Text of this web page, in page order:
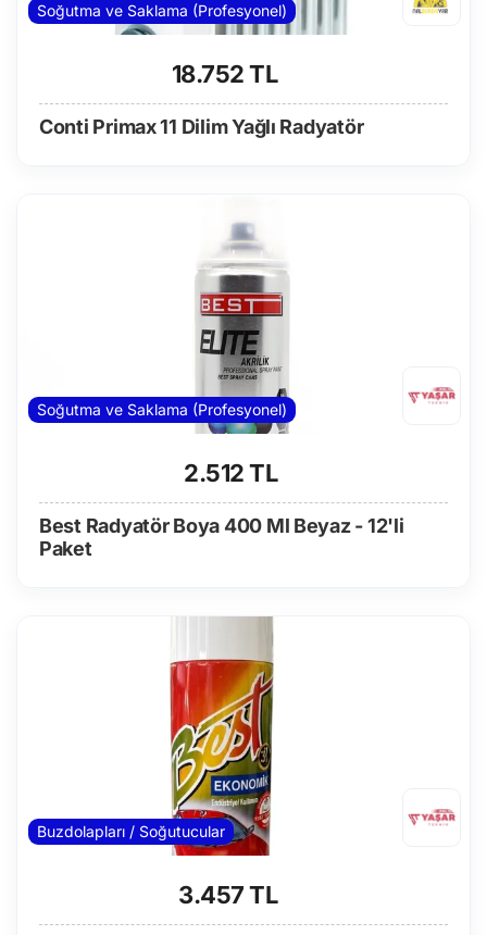
Soğutma ve Saklama (Profesyonel)
18.752 TL
Conti Primax 11 Dilim Yağlı Radyatör
Soğutma ve Saklama (Profesyonel)
2.512 TL
Best Radyatör Boya 400 Ml Beyaz - 12'li
Paket
Buzdolapları / Soğutucular
3.457 TL